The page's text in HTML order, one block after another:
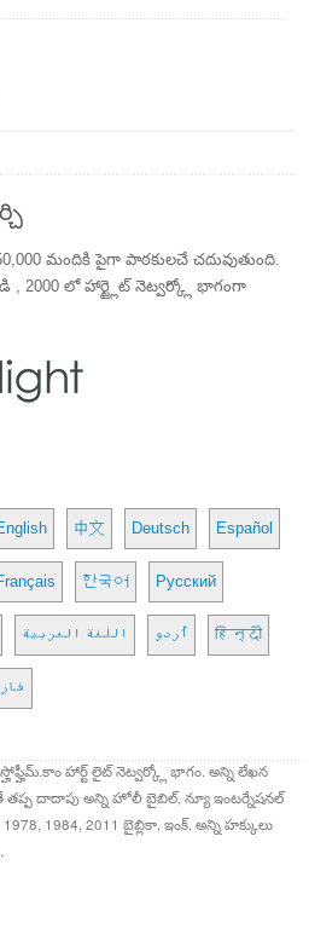
మందికి పైగా పాఠకులచే చదువుతుంది.
, 2000 లో హార్ట్లైట్ నెట్వర్క్లో భాగంగా
中文 Deutsch Español
한국어 Русский
اللغة العربية اُردو हिन्दी
హార్ట్ లైట్ నెట్వర్క్లో భాగం. అన్ని లేఖన
తప్ప దాదాపు అన్ని హోలీ బైబిల్, న్యూ ఇంటర్నేషనల్
1984, 2011 బైబ్లికా, ఇంక్. అన్ని హక్కులు